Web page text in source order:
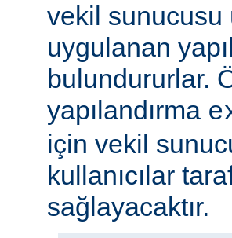
vekil sunucusu
uygulanan
bulundururlar.
yapılandırma
için vekil
kullanıcılar
sağlayacaktır.